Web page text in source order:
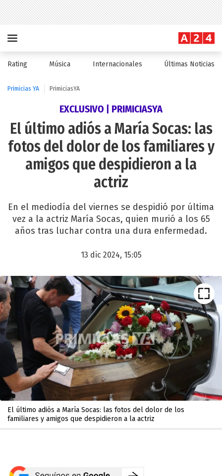
Rating Música Internacionales Últimas Noticias
Primicias YA PrimiciasYA
EXCLUSIVO | PRIMICIASYA
El último adiós a María Socas: las
fotos del dolor de los familiares y
amigos que despidieron a la
actriz
En el mediodía del viernes se despidió por última
vez a la actriz María Socas, quien murió a los 65
años tras luchar contra una dura enfermedad.
13 dic 2024, 15:05
El último adiós a María Socas: las fotos del dolor de los
familiares y amigos que despidieron a la actriz